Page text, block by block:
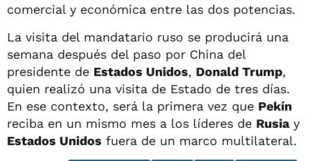
comercial y económica entre las dos potencias.
La visita del mandatario ruso se producirá una
semana después del paso por China del
presidente de Estados Unidos, Donald Trump,
quien realizó una visita de Estado de tres días.
En ese contexto, será la primera vez que Pekín
reciba en un mismo mes a los líderes de Rusiay
Estados Unidos fuera de un marco multilateral.